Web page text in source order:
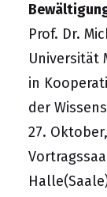
Prof. Dr.
Universität
in
der
27.